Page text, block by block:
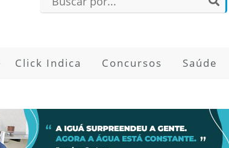
Click Indica Concursos Saúde